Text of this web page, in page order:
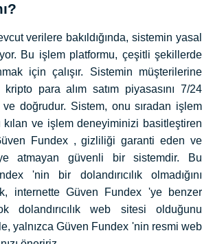
verilere bakıldığında, sistemin yasal
Bu işlem platformu, çeşitli şekillerde
için çalışır. Sistemin müşterilerine
para alım satım piyasasını 7/24
ve doğrudur. Sistem, onu sıradan işlem
kılan ve işlem deneyiminizi basitleştiren
Fundex , gizliliği garanti eden ve
atmayan güvenli bir sistemdir. Bu
'nin bir dolandırıcılık olmadığını
internette Güven Fundex 'ye benzer
dolandırıcılık web sitesi olduğunu
yalnızca Güven Fundex 'nin resmi web